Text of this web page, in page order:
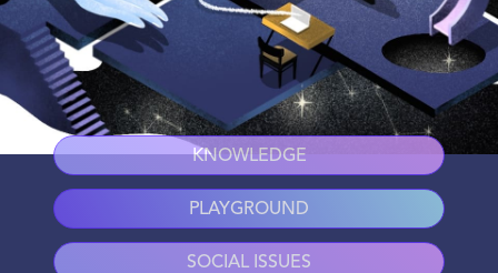
KNOWLEDGE
PLAYGROUND
SOCIAL ISSUES